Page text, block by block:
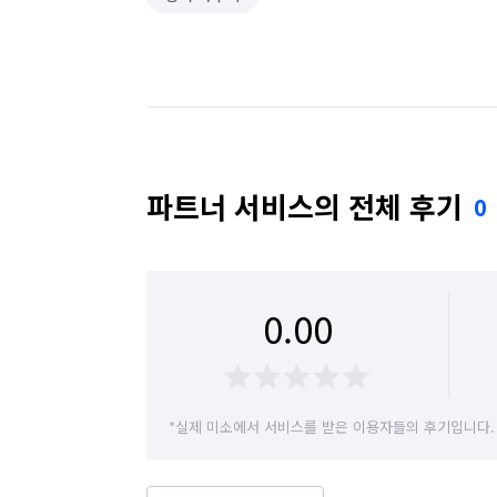
파트너 서비스의 전체 후기 0
0.00
*실제 미소에서 서비스를 받은 이용자들의 후기입니다.